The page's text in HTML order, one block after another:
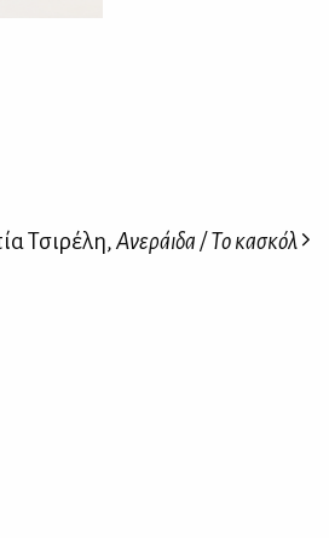
Τσιρέλη,Ανεράιδα / Το κασκόλ